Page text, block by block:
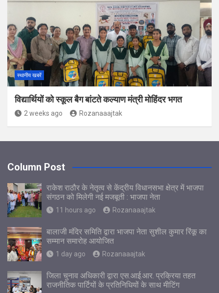
स्थानीय खबरें
विद्यार्थियों को स्कूल बैग बांटते कल्याण मंत्री मोहिंदर भगत
2 weeks ago Rozanaaajtak
Column Post
राकेश राठौर के नेतृत्व से केंद्रीय विधानसभा क्षेत्र में भाजपा
संगठन को मिलेगी नई मजबूती : भाजपा नेता
11 hours ago Rozanaaajtak
बालाजी मंदिर समिति द्वारा भाजपा नेता सुशील कुमार रिंकू का
सम्मान समारोह आयोजित
1 day ago Rozanaaajtak
जिला चुनाव अधिकारी द्वारा एस.आई.आर. प्रक्रिया तहत
राजनीतिक पार्टियों के प्रतिनिधियों के साथ मीटिंग